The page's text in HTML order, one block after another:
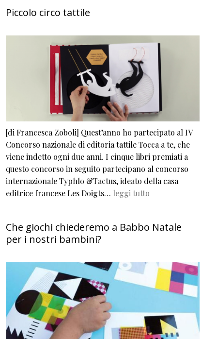
Piccolo circo tattile
[di Francesca Zoboli] Quest’anno ho partecipato al IV
Concorso nazionale di editoria tattile Tocca a te, che
viene indetto ogni due anni. I cinque libri premiati a
questo concorso in seguito partecipano al concorso
internazionale Typhlo &Tactus, ideato della casa
editrice francese Les Doigts… leggi tutto
Che giochi chiederemo a Babbo Natale
per i nostri bambini?